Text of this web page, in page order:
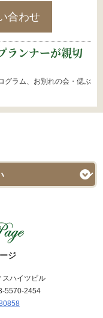
合わせ
ランナーが親切
グラム、お別れの会・偲ぶ
ジ
ハイツビル
5570-2454